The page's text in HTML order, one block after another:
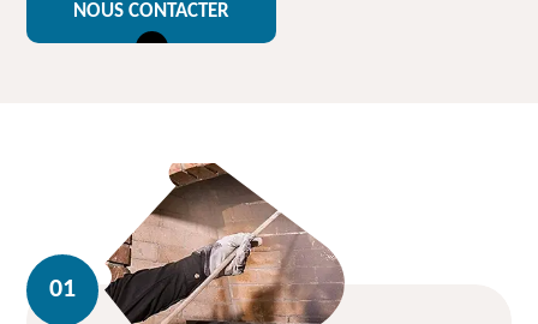
NOUS CONTACTER